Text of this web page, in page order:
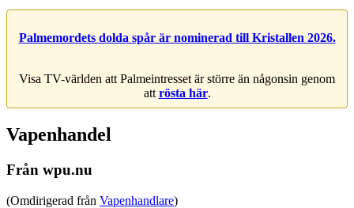
Palmemordets dolda spår är nominerad till Kristallen 2026.
Visa TV-världen att Palmeintresset är större än någonsin genom
att rösta här.
Vapenhandel
Från wpu.nu
(Omdirigerad från Vapenhandlare)